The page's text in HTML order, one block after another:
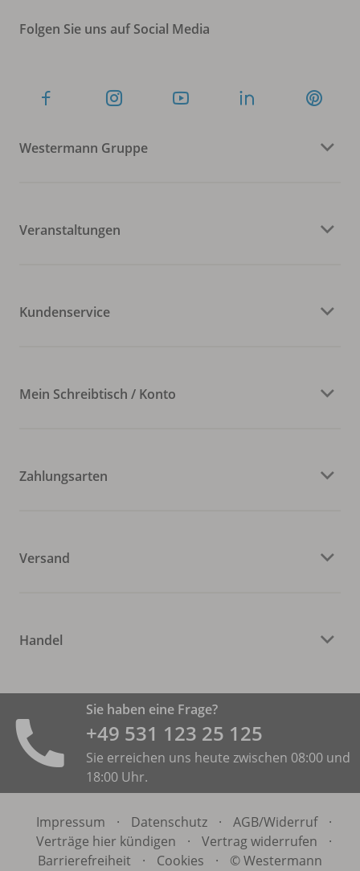
Folgen Sie uns auf Social Media
Westermann Gruppe
Veranstaltungen
Kundenservice
Mein Schreibtisch / Konto
Zahlungsarten
Versand
Handel
Sie haben eine Frage?
+49 531 ­123 25 125
Sie erreichen uns heute zwischen 08:00 und
18:00 Uhr.
Impressum · Datenschutz · AGB/Widerruf
·
Verträge hier kündigen
· Vertrag widerrufen
·
Barrierefreiheit
· Cookies · © Westermann